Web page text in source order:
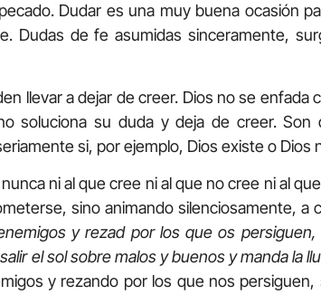
Dudar es una muy buena ocasión
Dudas de fe asumidas sinceramente,
llevar a dejar de creer. Dios no se enfada
soluciona su duda y deja de creer.
si, por ejemplo, Dios existe o Dios
ni al que cree ni al que no cree ni al
sino animando silenciosamente, a
y rezad por los que os
el sol sobre malos y buenos y manda la
y rezando por los que nos